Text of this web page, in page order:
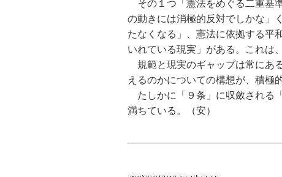
その１つ「憲法をめぐる二重基
の動きには消極的反対でしかな」
たなくなる」、憲法に依拠する平
いれている現実」がある。これは
規範と現実のギャップは常にあ
えるのかについての構想が、積極
たしかに「９条」に収斂される
満ちている。（安）